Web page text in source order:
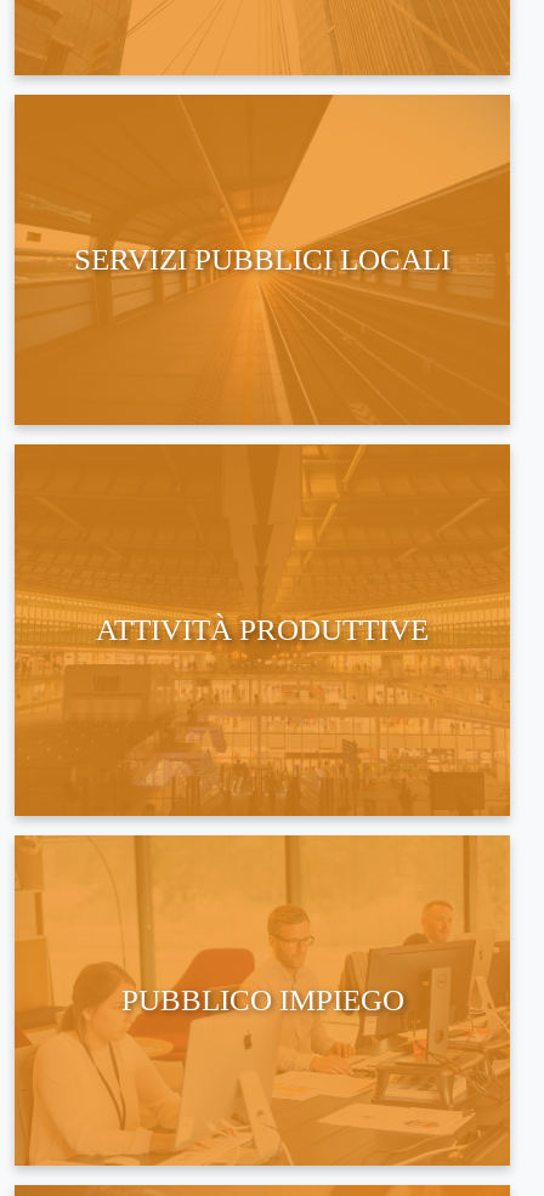
SERVIZI PUBBLICI LOCALI
ATTIVITÀ PRODUTTIVE
PUBBLICO IMPIEGO